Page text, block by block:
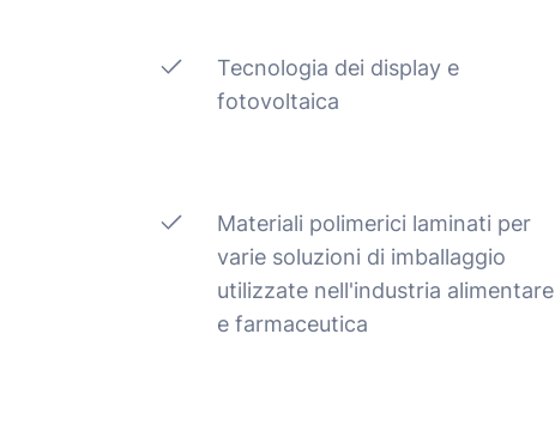
Tecnologia dei display e
fotovoltaica
Materiali polimerici laminati per
varie soluzioni di imballaggio
utilizzate nell'industria alimentare
e farmaceutica